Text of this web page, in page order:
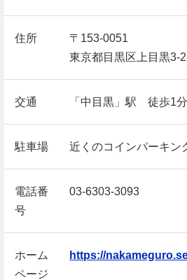
住所
〒153-0051
東京都目黒区上目黒3-
交通 「中目黒」駅 徒歩1分
駐車場 近くのコインパーキン
電話番
号
03-6303-3093
ホーム
ページ
https://